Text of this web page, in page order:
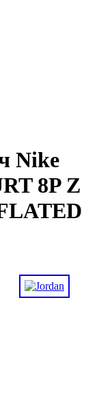
Nike
8P Z